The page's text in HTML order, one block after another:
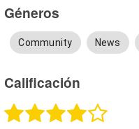
Géneros
Community News
Calificación